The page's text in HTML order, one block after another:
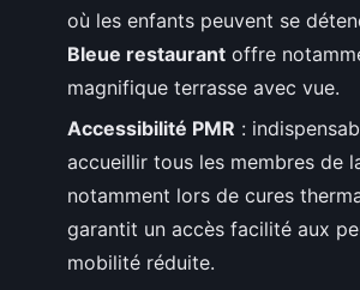
où les enfants peuvent se
Bleue restaurant offre
magnifique terrasse avec vue.
Accessibilité PMR :
accueillir tous les membres de
notamment lors de cures
garantit un accès facilité aux
mobilité réduite.